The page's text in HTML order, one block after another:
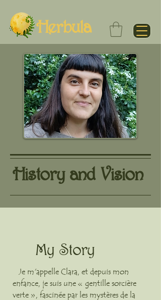
Herbula
History and Vision
My Story
Je m'appelle Clara, et depuis mon
enfance, je suis une « gentille sorcière
verte », fascinée par les mystères de la